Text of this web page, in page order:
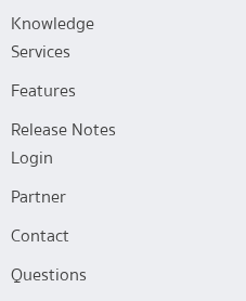
Knowledge
Services
Features
Release Notes
Login
Partner
Contact
Questions